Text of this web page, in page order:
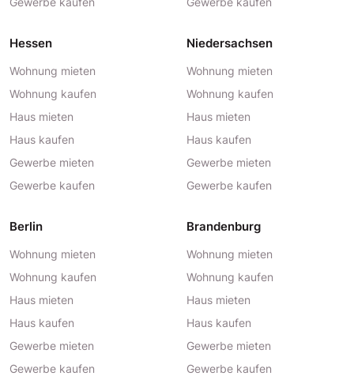
Hessen
Wohnung mieten
Wohnung kaufen
Haus mieten
Haus kaufen
Gewerbe mieten
Gewerbe kaufen
Niedersachsen
Wohnung mieten
Wohnung kaufen
Haus mieten
Haus kaufen
Gewerbe mieten
Gewerbe kaufen
Berlin
Wohnung mieten
Wohnung kaufen
Haus mieten
Haus kaufen
Gewerbe mieten
Gewerbe kaufen
Brandenburg
Wohnung mieten
Wohnung kaufen
Haus mieten
Haus kaufen
Gewerbe mieten
Gewerbe kaufen